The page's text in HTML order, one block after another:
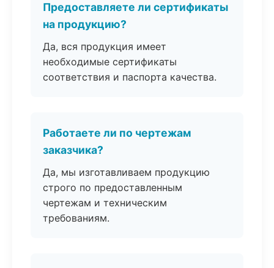
Предоставляете ли сертификаты
на продукцию?
Да, вся продукция имеет
необходимые сертификаты
соответствия и паспорта качества.
Работаете ли по чертежам
заказчика?
Да, мы изготавливаем продукцию
строго по предоставленным
чертежам и техническим
требованиям.